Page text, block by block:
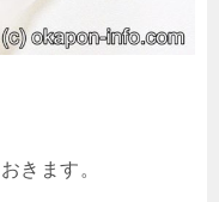
きます。